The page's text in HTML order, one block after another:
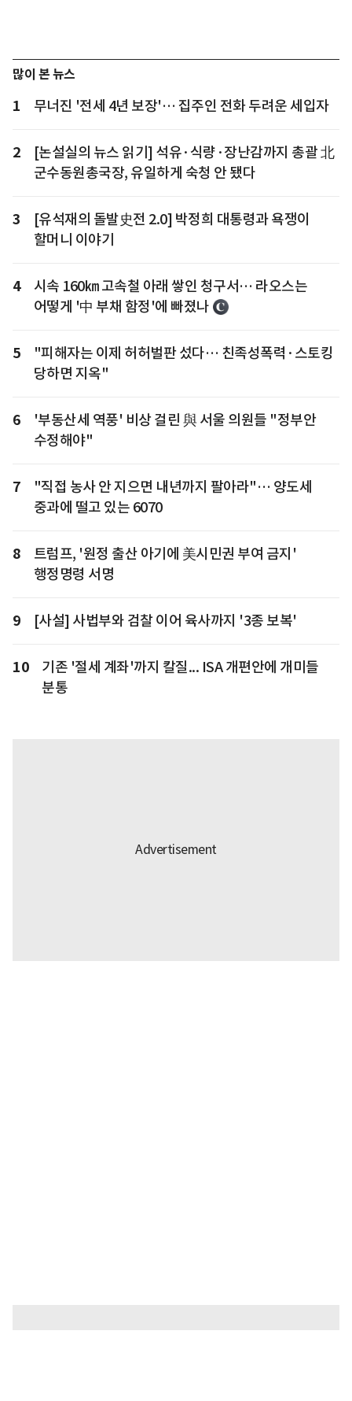
많이 본 뉴스
1 무너진 '전세 4년 보장'… 집주인 전화 두려운 세입자
2
[논설실의 뉴스 읽기] 석유·식량·장난감까지 총괄 北
군수동원총국장, 유일하게 숙청 안 됐다
3
[유석재의 돌발史전 2.0] 박정희 대통령과 욕쟁이
할머니 이야기
4
시속 160㎞ 고속철 아래 쌓인 청구서… 라오스는
어떻게 '中 부채 함정'에 빠졌나
5
"피해자는 이제 허허벌판 섰다… 친족성폭력·스토킹
당하면 지옥"
6
'부동산세 역풍' 비상 걸린 與 서울 의원들 "정부안
수정해야"
7
"직접 농사 안 지으면 내년까지 팔아라"… 양도세
중과에 떨고 있는 6070
8
트럼프, '원정 출산 아기에 美시민권 부여 금지'
행정명령 서명
9 [사설] 사법부와 검찰 이어 육사까지 '3종 보복'
10
기존 '절세 계좌'까지 칼질... ISA 개편안에 개미들
분통